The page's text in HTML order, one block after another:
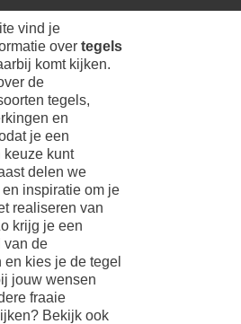
vind je
over tegels
komt kijken.
de
tegels,
en
je een
kunt
delen we
inspiratie om je
realiseren van
krijg je een
van de
kies je de tegel
jouw wensen
fraaie
Bekijk ook